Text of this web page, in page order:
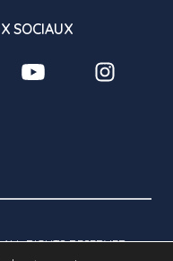
SOCIAUX
RIGHTS RESERVED.